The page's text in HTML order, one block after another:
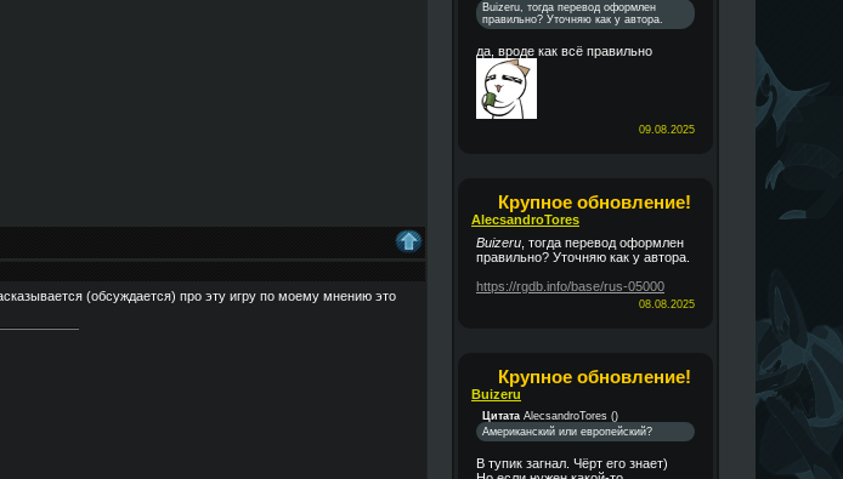
Buizeru, тогда перевод оформлен
правильно? Уточняю как у автора.
да, вроде как всё правильно
09.08.2025
Крупное обновление!
AlecsandroTores
Buizeru , тогда перевод оформлен
правильно? Уточняю как у автора.
https://rgdb.info/base/rus-05000
08.08.2025
Крупное обновление!
Buizeru
Цитата AlecsandroTores ()
Американский или европейский?
В тупик загнал. Чёрт его знает)
(обсуждается) про эту игру по моему мнению это